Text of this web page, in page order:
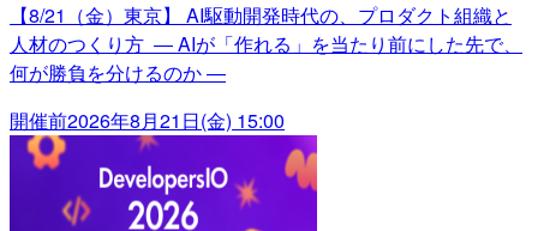
【8/21（金）東京】 AI駆動開発時代の、プロダクト組織と
人材のつくり方 ― AIが「作れる」を当たり前にした先で、
何が勝負を分けるのか ―
開催前2026年8月21日(金) 15:00